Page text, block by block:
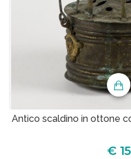
Antico scaldino in ottone
€